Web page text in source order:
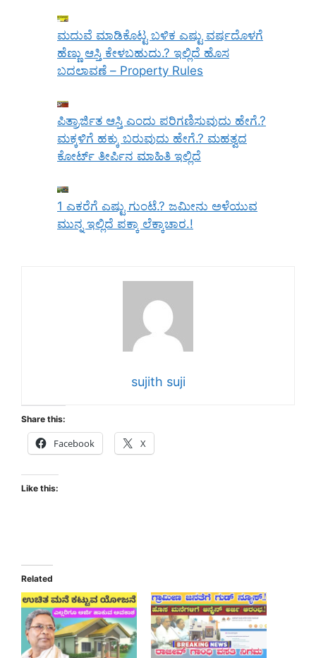
ಮದುವೆ ಮಾಡಿಕೊಟ್ಟ ಬಳಿಕ ಎಷ್ಟು ವರ್ಷದೊಳಗೆ
ಹೆಣ್ಣು ಆಸ್ತಿ ಕೇಳಬಹುದು.? ಇಲ್ಲಿದೆ ಹೊಸ
ಬದಲಾವಣೆ – Property Rules
ಪಿತ್ರಾರ್ಜಿತ ಆಸ್ತಿ ಎಂದು ಪರಿಗಣಿಸುವುದು ಹೇಗೆ.?
ಮಕ್ಕಳಿಗೆ ಹಕ್ಕು ಬರುವುದು ಹೇಗೆ.? ಮಹತ್ವದ
ಕೋರ್ಟ್ ತೀರ್ಪಿನ ಮಾಹಿತಿ ಇಲ್ಲಿದೆ
1 ಎಕರೆಗೆ ಎಷ್ಟು ಗುಂಟೆ.? ಜಮೀನು ಅಳೆಯುವ
ಮುನ್ನ ಇಲ್ಲಿದೆ ಪಕ್ಕಾ ಲೆಕ್ಕಾಚಾರ.!
sujith suji
Share this:
Facebook X
Like this:
Related